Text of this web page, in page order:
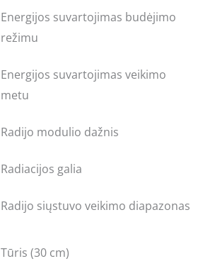
Energijos suvartojimas budėjimo
režimu
Energijos suvartojimas veikimo
metu
Radijo modulio dažnis
Radiacijos galia
Radijo siųstuvo veikimo diapazonas
Tūris (30 cm)